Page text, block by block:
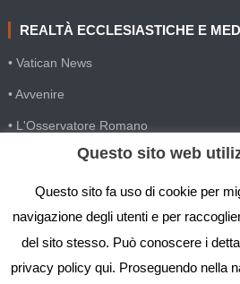
REALTÀ ECCLESIASTICHE E
• Vatican News
• Avvenire
• L'Osservatore Romano
• SIR Agenzia d'informazione
• Gesuiti Villapizzone
• Settimana della Comunicazione
• Festival Biblico
Questo sito web
Questo sito fa uso di cookie per
navigazione degli utenti e per
del sito stesso. Può conoscere i
privacy policy qui. Proseguendo nella